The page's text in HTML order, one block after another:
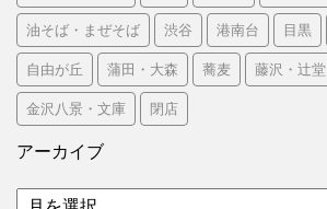
油そば・まぜそば 渋谷 港南台 目黒
自由が丘 蒲田・大森 蕎麦 藤沢・辻堂
金沢八景・文庫 閉店
アーカイブ
ア